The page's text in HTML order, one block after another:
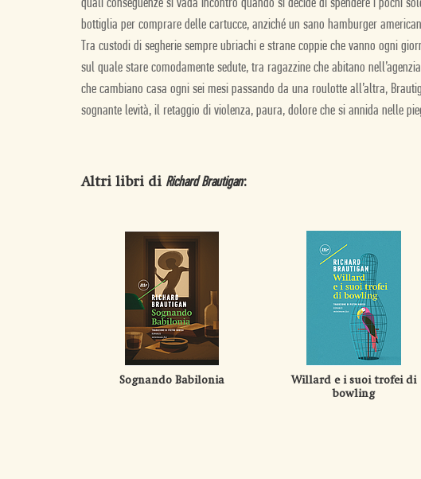
quali conseguenze si vada incontro quando si decide di spendere i pochi
bottiglia per comprare delle cartucce, anziché un sano hamburger
Tra custodi di segherie sempre ubriachi e strane coppie che vanno ogni
sul quale stare comodamente sedute, tra ragazzine che abitano
che cambiano casa ogni sei mesi passando da una roulotte all’altra,
sognante levità, il retaggio di violenza, paura, dolore che si annida nelle
Altri libri di Richard Brautigan:
Sognando Babilonia
Willard e i suoi trofei di
bowling